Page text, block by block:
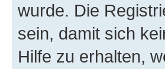
wurde. Die
sein, damit sich
Hilfe zu erhalten,